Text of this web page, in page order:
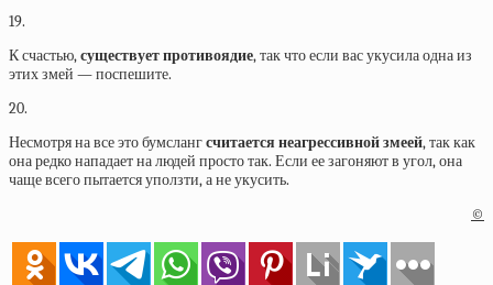
19.
К счастью,существует противоядие, так что если вас укусила одна из
этих змей — поспешите.
20.
Несмотря на все это бумслангсчитается неагрессивной змеей, так как
она редко нападает на людей просто так. Если ее загоняют в угол, она
чаще всего пытается уползти, а не укусить.
©